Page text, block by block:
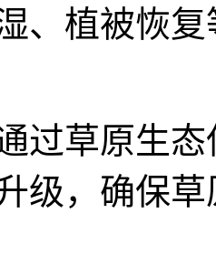
、植被恢
草原生态
级，确保